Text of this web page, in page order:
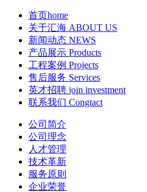
首页home
关于汇海 ABOUT US
新闻动态 NEWS
产品展示 Products
工程案例 Projects
售后服务 Services
英才招聘 join investment
联系我们 Congtact
公司简介
公司理念
人才管理
技术革新
服务原则
企业荣誉